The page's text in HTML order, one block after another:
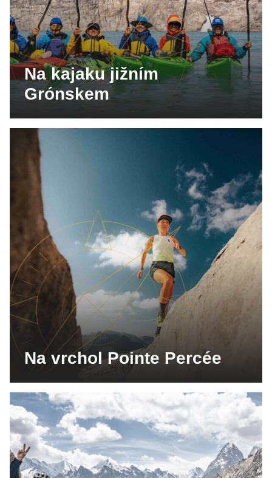
Na kajaku jižním
Grónskem
Na vrchol Pointe Percée